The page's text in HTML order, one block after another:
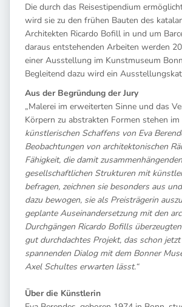
Die durch das Reisestipendium
wird sie zu den frühen Bauten des
Architekten Ricardo Bofill in und um
daraus entstehenden Arbeiten werden
einer Ausstellung im Kunstmuseum
Begleitend dazu wird ein
Aus der Begründung der Jury
„Malerei im erweiterten Sinne und das
Körpern zu abstrakten Formen stehen
künstlerischen Schaffens von Eva
Beobachtungen von architektonischen
Fähigkeit, die damit zusammenhängenden
gesellschaftlichen Strukturen mit
befragen, zeichnen sie besonders aus
dazu bewogen, sie als Preisträgerin
geplante Auseinandersetzung mit den
Durchgängen Ricardo Bofills
gut durchdachtes Projekt, das schon jetzt
spannenden Dialog mit dem Bonner
Axel Schultes erwarten lässt.“
Über die Künstlerin